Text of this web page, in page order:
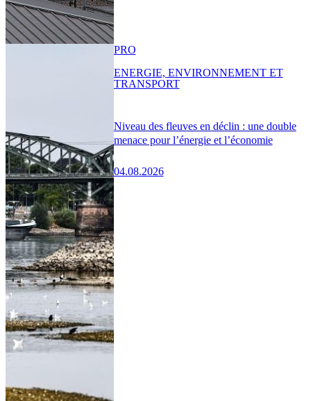
Niveau des fleuves en déclin : une double
menace pour l’énergie et l’économie
04.08.2026
PRO
ENERGIE, ENVIRONNEMENT ET
TRANSPORT